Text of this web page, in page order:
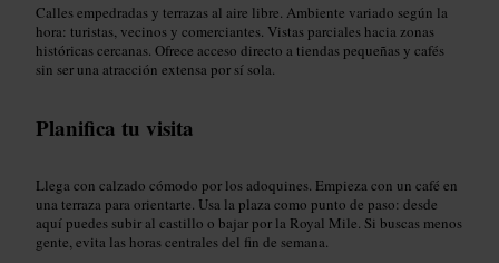
Calles empedradas y terrazas al aire libre. Ambiente variado según la
hora: turistas, vecinos y comerciantes. Vistas parciales hacia zonas
históricas cercanas. Ofrece acceso directo a tiendas pequeñas y cafés
sin ser una atracción extensa por sí sola.
Planifica tu visita
Llega con calzado cómodo por los adoquines. Empieza con un café en
una terraza para orientarte. Usa la plaza como punto de paso: desde
aquí puedes subir al castillo o bajar por la Royal Mile. Si buscas menos
gente, evita las horas centrales del fin de semana.